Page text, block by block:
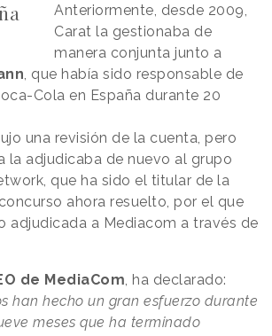
Anteriormente, desde 2009,
Carat la gestionaba de
manera conjunta junto a
, que había sido responsable de
Cola en España durante 20
una revisión de la cuenta, pero
la adjudicaba de nuevo al grupo
que ha sido el titular de la
ahora resuelto, por el que
adjudicada a Mediacom a través de
de MediaCom, ha declarado:
han hecho un gran esfuerzo durante
meses que ha terminado